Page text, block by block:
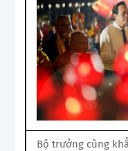
Bộ trưởng cũng